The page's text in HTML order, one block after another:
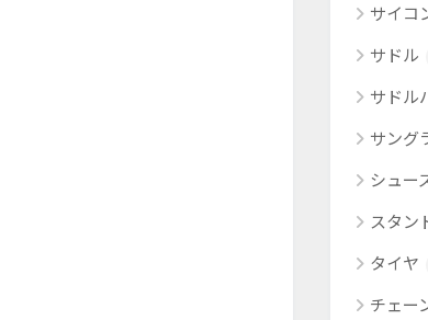
サイコ
サドル
サドル
サング
シュー
スタン
タイヤ
チェー